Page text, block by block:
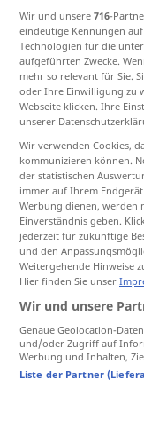
antippen)
Wir und unsere 716-
eindeutige Kennungen
Technologien für die
aufgeführten Zwecke.
mehr so relevant für Sie.
oder Ihre Einwilligung zu
Webseite klicken. Ihre
unserer
Wir verwenden Cookies,
kommunizieren können.
der statistischen
immer auf Ihrem
Werbung dienen, werden
Einverständnis geben.
jederzeit für zukünftige
und den
Weitergehende Hinweise
Hier finden Sie unser
Wir und unsere
Genaue Geolocation-
und/oder Zugriff auf
Werbung und Inhalten,
Liste der Partner